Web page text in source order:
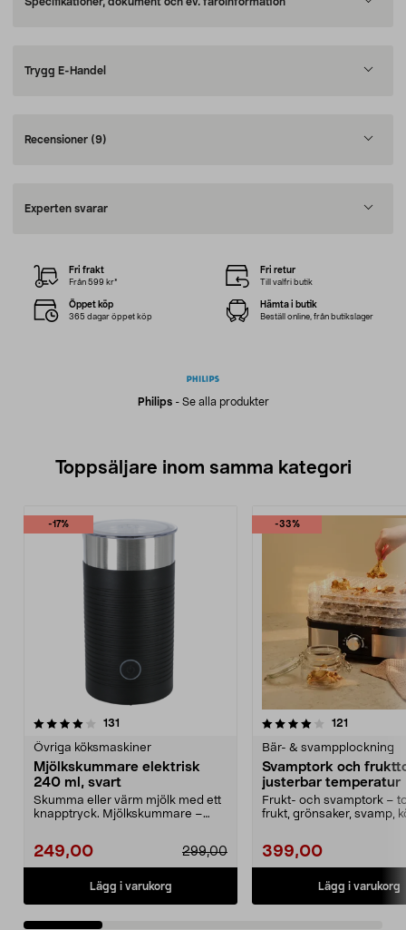
Trygg E-Handel
Recensioner (9)
Experten svarar
Philips- Se alla produkter
Fri frakt
Från 599 kr*
Fri retur
Till valfri butik
Öppet köp
365 dagar öppet köp
Hämta i butik
Beställ online, från butikslager
Toppsäljare inom samma kategori
-17%
131
Övriga köksmaskiner
Mjölkskummare elektrisk
240 ml, svart
Skumma eller värm mjölk med ett
knapptryck. Mjölkskummare –
249,00 299,00
Lägg i varukorg
-33%
4.0 av 5 stjärnor 121
Bär- & svampplockning
Svamptork och
justerbar temperatur
Frukt- och svamptork –
frukt, grönsaker, svamp,
399,00
Lägg i varukorg
3.5 av 5 stjärnor